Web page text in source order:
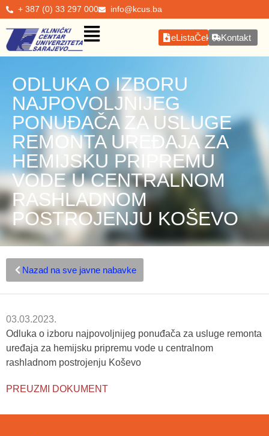
+ 387 (0) 33 297 000 info@kcus.ba
eListaČekanjaKontakt
ODLUKA O IZBORU
NAJPOVOLJNIJEG
PONUĐAČA ZA USLUGE
REMONTA UREĐAJA ZA
HEMIJSKU PRIPREMU
VODE U CENTRALNOM
RASHLADNOM
POSTROJENJU KOŠEVO
Nazad na sve javne nabavke
03.03.2023.
Odluka o izboru najpovoljnijeg ponuđača za usluge remonta
uređaja za hemijsku pripremu vode u centralnom
rashladnom postrojenju Koševo
PREUZMI DOKUMENT